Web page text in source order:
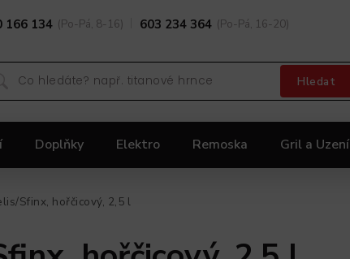
166 134 (Po-Pá, 8-16) 603 234 364 (Po-Pá, 16-20)
Hledat
Doplňky Elektro Remoska Gril a Uzení
Sfinx, hořčicový, 2,5 l